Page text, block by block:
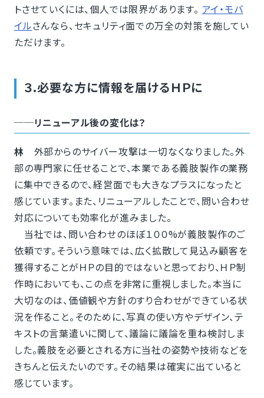
トさせていくには、個人では限界があります。 アイ・モバ
イルさんなら、セキュリティ面での万全の対策を施してい
ただけます。
３.必要な方に情報を届けるＨＰに
──リニューアル後の変化は？
林 外部からのサイバー攻撃は一切なくなりました。外
部の専門家に任せることで、本業である義肢製作の業務
に集中できるので、経営面でも大きなプラスになったと
感じています。また、リニューアルしたことで、問い合わせ
対応についても効率化が進みました。
当社では、問い合わせのほぼ１００%が義肢製作のご
依頼です。そういう意味では、広く拡散して見込み顧客を
獲得することがＨＰの目的ではないと思っており、ＨＰ制
作時においても、この点を非常に重視しました。本当に
大切なのは、価値観や方針のすり合わせができている状
況を作ること。そのために、写真の使い方やデザイン、テ
キストの言葉遣いに関して、議論に議論を重ね検討しま
した。義肢を必要とされる方に当社の姿勢や技術などを
きちんと伝えたいのです。その結果は確実に出ていると
感じています。